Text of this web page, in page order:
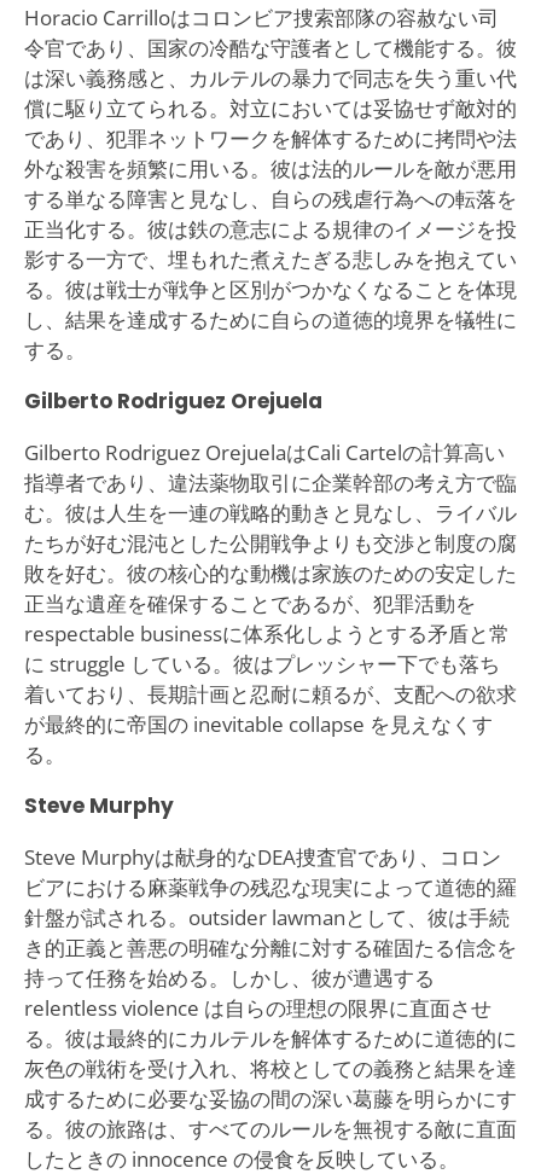
Horacio Carrilloはコロンビア捜索部隊の容赦ない司
令官であり、国家の冷酷な守護者として機能する。彼
は深い義務感と、カルテルの暴力で同志を失う重い代
償に駆り立てられる。対立においては妥協せず敵対的
であり、犯罪ネットワークを解体するために拷問や法
外な殺害を頻繁に用いる。彼は法的ルールを敵が悪用
する単なる障害と見なし、自らの残虐行為への転落を
正当化する。彼は鉄の意志による規律のイメージを投
影する一方で、埋もれた煮えたぎる悲しみを抱えてい
る。彼は戦士が戦争と区別がつかなくなることを体現
し、結果を達成するために自らの道徳的境界を犠牲に
する。
Gilberto Rodriguez Orejuela
Gilberto Rodriguez OrejuelaはCali Cartelの計算高い
指導者であり、違法薬物取引に企業幹部の考え方で臨
む。彼は人生を一連の戦略的動きと見なし、ライバル
たちが好む混沌とした公開戦争よりも交渉と制度の腐
敗を好む。彼の核心的な動機は家族のための安定した
正当な遺産を確保することであるが、犯罪活動を
respectable businessに体系化しようとする矛盾と常
に struggle している。彼はプレッシャー下でも落ち
着いており、長期計画と忍耐に頼るが、支配への欲求
が最終的に帝国の inevitable collapse を見えなくす
る。
Steve Murphy
Steve Murphyは献身的なDEA捜査官であり、コロン
ビアにおける麻薬戦争の残忍な現実によって道徳的羅
針盤が試される。outsider lawmanとして、彼は手続
き的正義と善悪の明確な分離に対する確固たる信念を
持って任務を始める。しかし、彼が遭遇する
relentless violence は自らの理想の限界に直面させ
る。彼は最終的にカルテルを解体するために道徳的に
灰色の戦術を受け入れ、将校としての義務と結果を達
成するために必要な妥協の間の深い葛藤を明らかにす
る。彼の旅路は、すべてのルールを無視する敵に直面
したときの innocence の侵食を反映している。